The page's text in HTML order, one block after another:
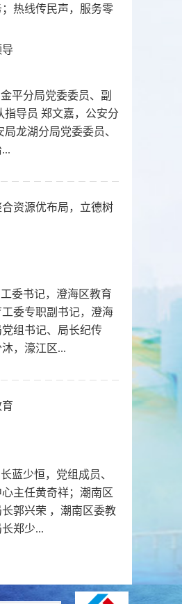
热线传民声，服务零
平分局党委委员、副
指导员 郑文嘉，公安分
龙湖分局党委委员、
资源优布局，立德树
委书记，澄海区教育
委专职副书记，澄海
组书记、局长纪传
，濠江区...
蓝少恒，党组成员、
主任黄奇祥；潮南区
郭兴荣 ，潮南区委教
郑少...